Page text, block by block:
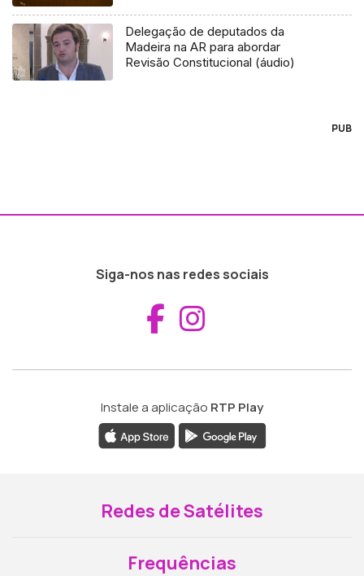
Delegação de deputados da
Madeira na AR para abordar
Revisão Constitucional (áudio)
PUB
Siga-nos nas redes sociais
Aceder ao
Instale a aplicação RTP Play
Redes de Satélites
Frequências